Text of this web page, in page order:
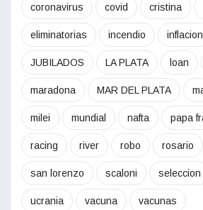
coronavirus covid cristina
eliminatorias incendio inflacion
JUBILADOS LA PLATA loan
maradona MAR DEL PLATA
milei mundial nafta papa
racing river robo rosario
san lorenzo scaloni seleccion
ucrania vacuna vacunas